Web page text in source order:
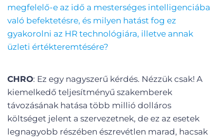
megfelelő-e az idő a mesterséges intelligenciába
való befektetésre, és milyen hatást fog ez
gyakorolni az HR technológiára, illetve annak
üzleti értékteremtésére?
CHRO: Ez egy nagyszerű kérdés. Nézzük csak! A
kiemelkedő teljesítményű szakemberek
távozásának hatása több millió dolláros
költséget jelent a szervezetnek, de ez az esetek
legnagyobb részében észrevétlen marad, hacsak